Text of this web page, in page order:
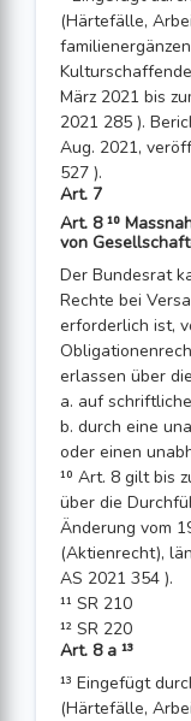
(Härtefälle,
März 2021 bis
2021 285 ).
Aug. 2021,
527 ).
Art. 7
Art. 8 ¹⁰
von
Der Bundesrat
Rechte bei
erforderlich ist,
erlassen über
a. auf
b. durch eine
oder einen
¹⁰ Art. 8 gilt bis
über die
Änderung vom
(Aktienrecht),
AS 2021 354 ).
¹¹ SR 210
¹² SR 220
Art. 8 a ¹³
¹³ Eingefügt
(Härtefälle,